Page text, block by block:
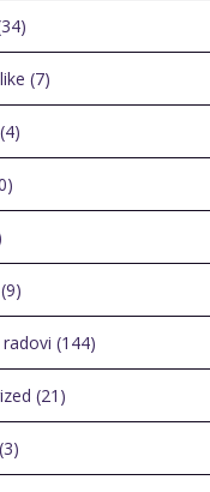
(7)
(4)
(9)
(144)
(21)
(3)